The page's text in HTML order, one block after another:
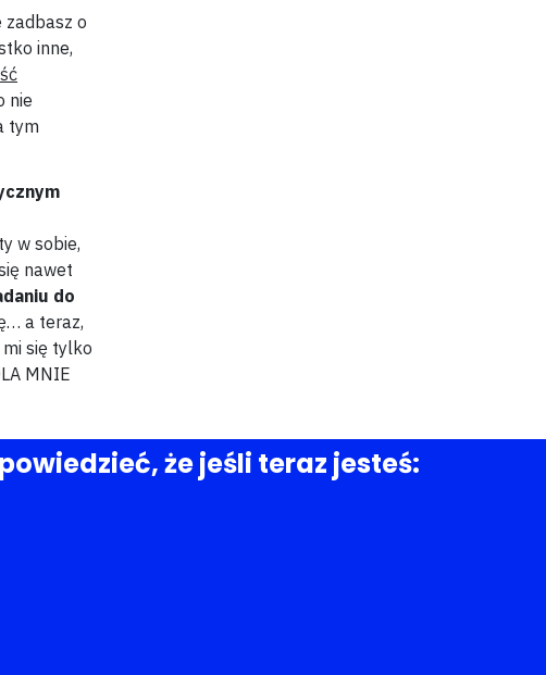
zadbasz o
inne,
nie
tym
w sobie,
nawet
do
a teraz,
się tylko
MNIE
że jeśli teraz jesteś: